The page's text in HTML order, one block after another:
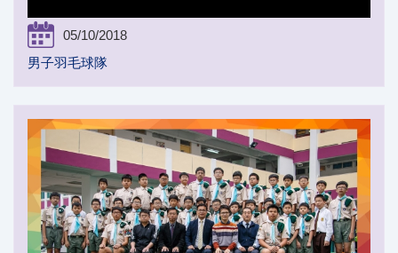
05/10/2018
男子羽毛球隊